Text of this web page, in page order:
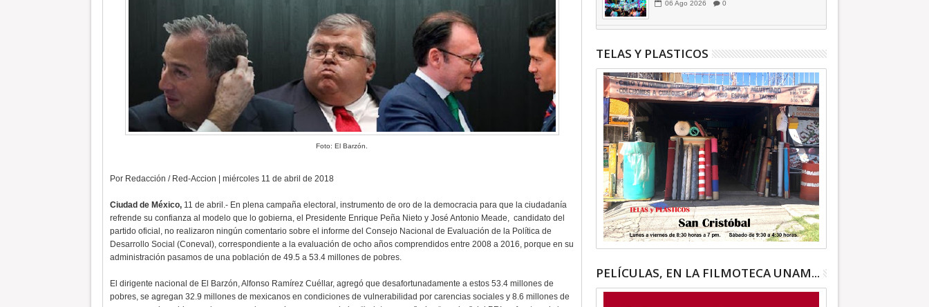
Foto: El Barzón.
Por Redacción / Red-Accion | miércoles 11 de abril de 2018
Ciudad de México, 11 de abril.- En plena campaña electoral, instrumento de oro de la democracia para que la ciudadanía
refrende su confianza al modelo que lo gobierna, el Presidente Enrique Peña Nieto y José Antonio Meade, candidato del
partido oficial, no realizaron ningún comentario sobre el informe del Consejo Nacional de Evaluación de la Política de
Desarrollo Social (Coneval), correspondiente a la evaluación de ocho años comprendidos entre 2008 a 2016, porque en su
administración pasamos de una población de 49.5 a 53.4 millones de pobres.
El dirigente nacional de El Barzón, Alfonso Ramírez Cuéllar, agregó que desafortunadamente a estos 53.4 millones de
pobres, se agregan 32.9 millones de mexicanos en condiciones de vulnerabilidad por carencias sociales y 8.6 millones de
06 Ago 2026 0
TELAS Y PLASTICOS
PELÍCULAS, EN LA FILMOTECA UNAM...